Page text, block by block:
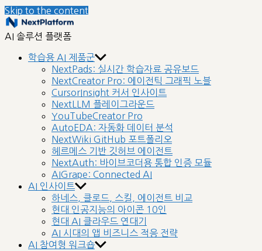
Skip to the content
AI 솔루션 플랫폼
학습용 AI 제품군
NextPads: 실시간 학습자료 공유보드
NextCreator Pro: 에이전틱 그래픽 노블
CursorInsight 커서 인사이트
NextLLM 플레이그라운드
YouTubeCreator Pro
AutoEDA: 자동화 데이터 분석
NextWiki GitHub 포트폴리오
헤르메스 기반 깃허브 에이전트
NextAuth: 바이브코더용 통합 인증 모듈
AIGrape: Connected AI
AI 인사이트
하네스, 클로드, 스킬, 에이전트 비교
현대 인공지능의 아이콘 10인
현대 AI 클라우드 연대기
AI 시대의 앱 비즈니스 적응 전략
AI 참여형 워크숍